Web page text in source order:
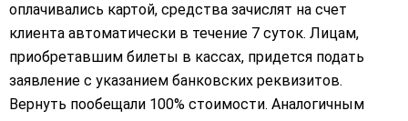
оплачивались картой, средства зачислят на счет
клиента автоматически в течение 7 суток. Лицам,
приобретавшим билеты в кассах, придется подать
заявление с указанием банковских реквизитов.
Вернуть пообещали 100% стоимости. Аналогичным